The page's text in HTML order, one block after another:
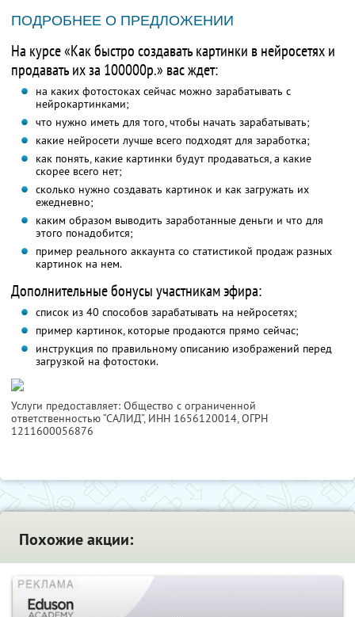
ПОДРОБНЕЕ О ПРЕДЛОЖЕНИИ
На курсе «Как быстро создавать картинки в нейросетях и
продавать их за 100000р.» вас ждет:
на каких фотостоках сейчас можно зарабатывать с
нейрокартинками;
что нужно иметь для того, чтобы начать зарабатывать;
какие нейросети лучше всего подходят для заработка;
как понять, какие картинки будут продаваться, а какие
скорее всего нет;
сколько нужно создавать картинок и как загружать их
ежедневно;
каким образом выводить заработанные деньги и что для
этого понадобится;
пример реального аккаунта со статистикой продаж разных
картинок на нем.
Дополнительные бонусы участникам эфира:
список из 40 способов зарабатывать на нейросетях;
пример картинок, которые продаются прямо сейчас;
инструкция по правильному описанию изображений перед
загрузкой на фотостоки.
Услуги предоставляет: Общество с ограниченной
ответственностью “САЛИД”, ИНН 1656120014, ОГРН
1211600056876
Похожие акции: